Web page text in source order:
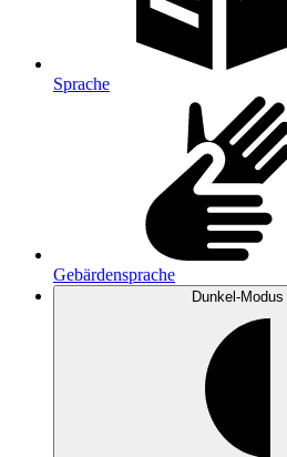
Sprache
Gebärdensprache
Dunkel-Modus